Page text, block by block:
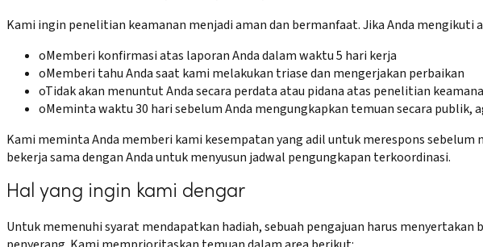
Kami ingin penelitian keamanan menjadi aman dan bermanfaat. Jika Anda
oMemberi konfirmasi atas laporan Anda dalam waktu 5 hari kerja
oMemberi tahu Anda saat kami melakukan triase dan mengerjakan perbaikan
oTidak akan menuntut Anda secara perdata atau pidana atas penelitian
oMeminta waktu 30 hari sebelum Anda mengungkapkan temuan secara
Kami meminta Anda memberi kami kesempatan yang adil untuk merespons
bekerja sama dengan Anda untuk menyusun jadwal pengungkapan terkoordinasi.
Hal yang ingin kami dengar
Untuk memenuhi syarat mendapatkan hadiah, sebuah pengajuan harus